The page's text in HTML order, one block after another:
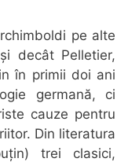
pe alte
decât Pelletier,
în primii doi ani
germană, ci
cauze pentru
Din literatura
trei clasici,